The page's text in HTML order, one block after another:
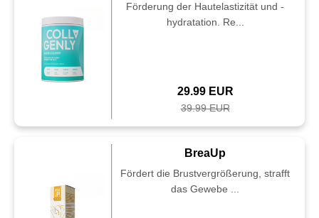
Förderung der Hautelastizität und -
hydratation. Re...
29.99 EUR
39.99 EUR
BreaUp
Fördert die Brustvergrößerung, strafft
das Gewebe ...